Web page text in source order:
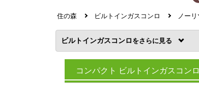
住の森 ビルトインガスコンロ ノー
ビルトインガスコンロ を
コンパクト ビルトインガスコン